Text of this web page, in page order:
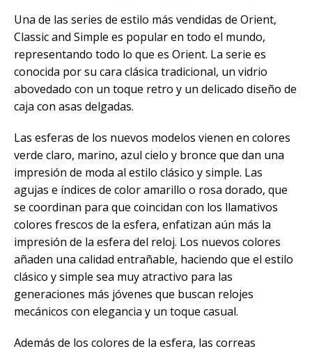
Una de las series de estilo más vendidas de Orient,
Classic and Simple es popular en todo el mundo,
representando todo lo que es Orient. La serie es
conocida por su cara clásica tradicional, un vidrio
abovedado con un toque retro y un delicado diseño de
caja con asas delgadas.
Las esferas de los nuevos modelos vienen en colores
verde claro, marino, azul cielo y bronce que dan una
impresión de moda al estilo clásico y simple. Las
agujas e índices de color amarillo o rosa dorado, que
se coordinan para que coincidan con los llamativos
colores frescos de la esfera, enfatizan aún más la
impresión de la esfera del reloj. Los nuevos colores
añaden una calidad entrañable, haciendo que el estilo
clásico y simple sea muy atractivo para las
generaciones más jóvenes que buscan relojes
mecánicos con elegancia y un toque casual.
Además de los colores de la esfera, las correas